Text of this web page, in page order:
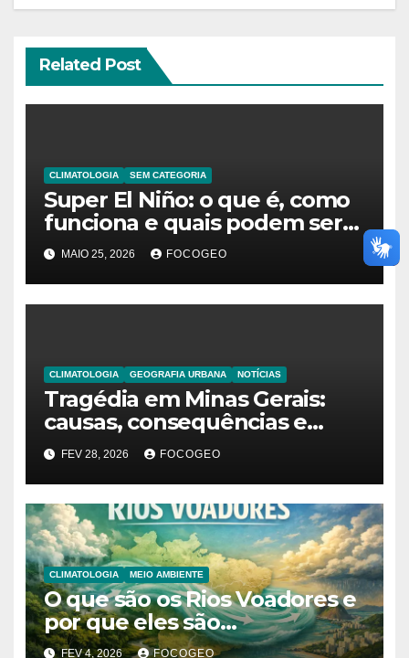
Related Post
CLIMATOLOGIA SEM CATEGORIA
Super El Niño: o que é, como
funciona e quais podem ser
os impactos desse fenômeno
climático extremo no Brasil e
no mundo
MAIO 25, 2026 FOCOGEO
CLIMATOLOGIA GEOGRAFIA URBANA NOTÍCIAS
Tragédia em Minas Gerais:
causas, consequências e
explicação do fenômeno que
desencadeou as chuvas
extremas
FEV 28, 2026 FOCOGEO
CLIMATOLOGIA MEIO AMBIENTE
O que são os Rios Voadores e
por que eles são
fundamentais para o clima da
FEV 4, 2026 FOCOGEO